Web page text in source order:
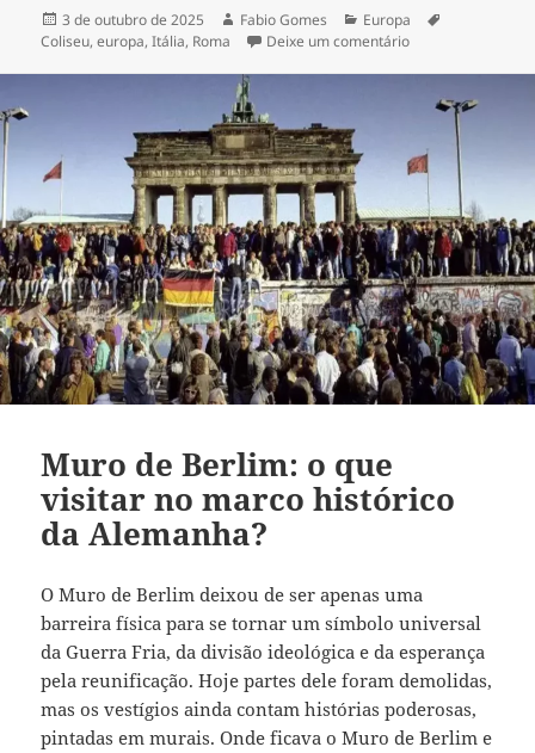
Publicado
em
3 de outubro de 2025 Autor
Fabio Gomes Categorias
Europa
Coliseu,europa,Itália, Roma Deixe um comentárioem Coliseu de
Muro de Berlim: o que
visitar no marco histórico
da Alemanha?
O Muro de Berlim deixou de ser apenas uma
barreira física para se tornar um símbolo universal
da Guerra Fria, da divisão ideológica e da esperança
pela reunificação. Hoje partes dele foram demolidas,
mas os vestígios ainda contam histórias poderosas,
pintadas em murais. Onde ficava o Muro de Berlim e